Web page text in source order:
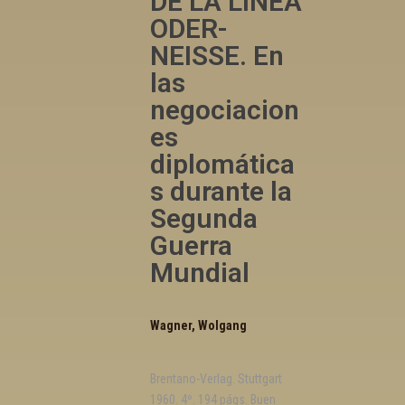
ODER-
NEISSE. En
las
negociacion
es
diplomática
s durante la
Segunda
Guerra
Mundial
Wagner, Wolgang
Brentano-Verlag. Stuttgart
1960. 4º. 194 págs. Buen